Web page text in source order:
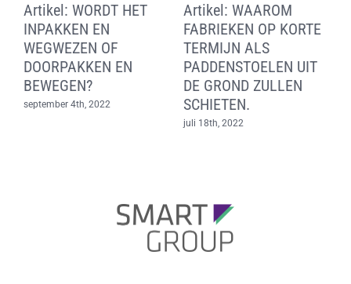
Artikel: HET
VERGROTEN VAN HET
ONDERNEMERSCHAP
OM TE KOMEN TOT
KANSRIJKE
INNOVATIES EN
Artikel: ALS DE DAG
VAN GISTEREN.
WAAROM ZAKEN
NOOIT ZULLEN
VERANDEREN.
september 8th, 2022